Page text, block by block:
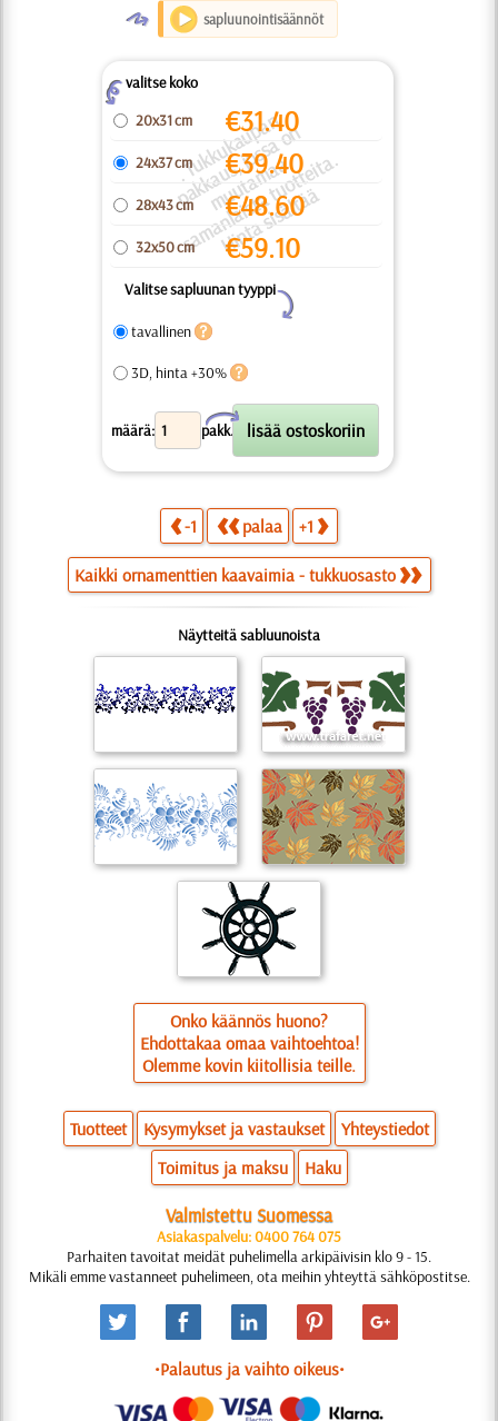
O sapluunointisäännöt
Zvalitse koko
.
T
u
k
k
u
k
a
u
p
a
n
p
a
k
k
a
u
s, j
o
s
s
a
o
n
m
u
u
t
a
m
a
a
s
a
m
a
nl
ai
s
t
a
t
u
o
t
t
ei
t
a.
Hi
n
t
a
si
s
äl
t
ä
ä
20x31 cm €31.40
24x37 cm €39.40
28x43 cm €48.60
32x50 cm €59.10
Valitse sapluunan tyyppi
Y
tavallinen
3D, hinta +30%
määrä: pakk.
X
-1 palaa +1
Kaikki ornamenttien kaavaimia - tukkuosasto
Näytteitä sabluunoista
Onko käännös huono?
Ehdottakaa omaa vaihtoehtoa!
Olemme kovin kiitollisia teille.
Tuotteet Kysymykset ja vastaukset
Yhteystiedot
Toimitus ja maksu
Haku
Valmistettu Suomessa
Asiakaspalvelu: 0400 764 075
Parhaiten tavoitat meidät puhelimella arkipäivisin klo 9 - 15.
Mikäli emme vastanneet puhelimeen, ota meihin yhteyttä sähköpostitse.
•Palautus ja vaihto oikeus•